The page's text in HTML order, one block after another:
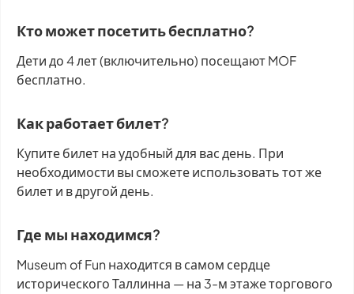
Кто может посетить бесплатно?
Дети до 4 лет (включительно) посещают MOF
бесплатно.
Как работает билет?
Купите билет на удобный для вас день. При
необходимости вы сможете использовать тот же
билет и в другой день.
Где мы находимся?
Museum of Fun находится в самом сердце
исторического Таллинна — на 3-м этаже торгового